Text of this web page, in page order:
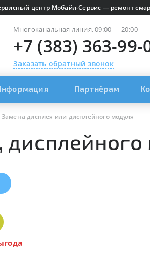
центр Мобайл-Сервис — ремонт
Многоканальная линия, 09:00 — 20:00
+7 (383) 363-99-
Заказать обратный звонок
Партнёрам
Замена дисплея или дисплейного модуля